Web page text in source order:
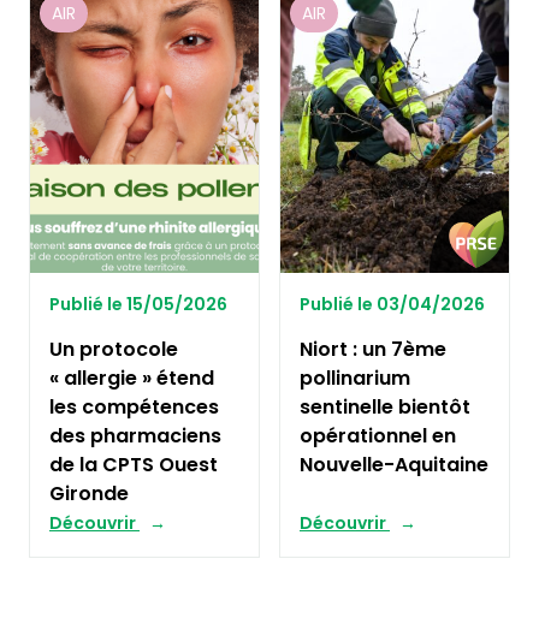
AIR
Publié le 15/05/2026
Un protocole
« allergie » étend
les compétences
des pharmaciens
de la CPTS Ouest
Gironde
Découvrir
AIR
Publié le 03/04/2026
Niort : un 7ème
pollinarium
sentinelle bientôt
opérationnel en
Nouvelle-Aquitaine
Découvrir